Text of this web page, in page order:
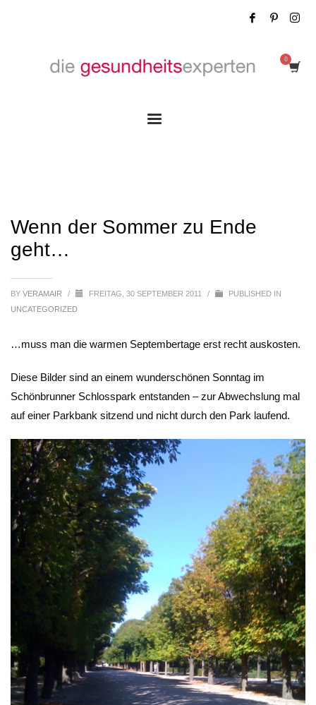
Wenn der Sommer zu Ende
geht…
BY VERAMAIR / FREITAG, 30 SEPTEMBER 2011 /
PUBLISHED IN
UNCATEGORIZED
…muss man die warmen Septembertage erst recht auskosten.
Diese Bilder sind an einem wunderschönen Sonntag im
Schönbrunner Schlosspark entstanden – zur Abwechslung mal
auf einer Parkbank sitzend und nicht durch den Park laufend.